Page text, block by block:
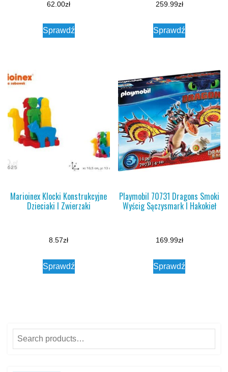
62.00zł
Sprawdź
259.99zł
Sprawdź
Marioinex Klocki Konstrukcyjne
Dzieciaki I Zwierzaki
8.57zł
Sprawdź
Playmobil 70731 Dragons Smoki
Wyścig Sączysmark I Hakokieł
169.99zł
Sprawdź
Search
for: